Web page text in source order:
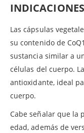
INDICACIONES
Las cápsulas
su contenido de
sustancia similar a
células del cuerpo.
antioxidante, ideal
cuerpo.
Cabe señalar que la
edad, además de